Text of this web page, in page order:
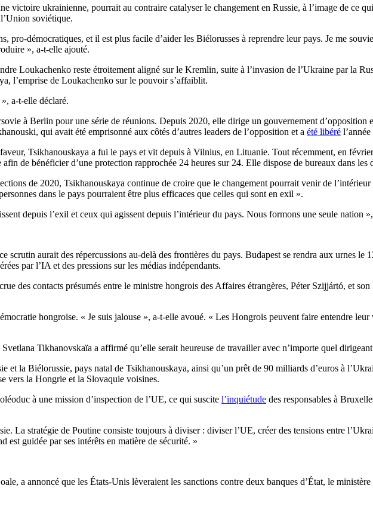
victoire ukrainienne, pourrait au contraire catalyser le changement en Russie, à l’image de ce
soviétique.
pro-démocratiques, et il est plus facile d’aider les Biélorusses à reprendre leur pays. Je me
», a-t-elle ajouté.
Loukachenko reste étroitement aligné sur le Kremlin, suite à l’invasion de l’Ukraine par la
l’emprise de Loukachenko sur le pouvoir s’affaiblit.
a-t-elle déclaré.
à Berlin pour une série de réunions. Depuis 2020, elle dirige un gouvernement d’opposition
qui avait été emprisonné aux côtés d’autres leaders de l’opposition et a été libéré
Tsikhanouskaya a fui le pays et vit depuis à Vilnius, en Lituanie. Tout récemment, en
de bénéficier d’une protection rapprochée 24 heures sur 24. Elle dispose de bureaux dans les
de 2020, Tsikhanouskaya continue de croire que le changement pourrait venir de
dans le pays pourraient être plus efficaces que celles qui sont en exil ».
depuis l’exil et ceux qui agissent depuis l’intérieur du pays. Nous formons une seule nation
scrutin aurait des répercussions au-delà des frontières du pays. Budapest se rendra aux urnes le
par l’IA et des pressions sur les médias indépendants.
des contacts présumés entre le ministre hongrois des Affaires étrangères, Péter Szijjártó, et
hongroise. « Je suis jalouse », a-t-elle avoué. « Les Hongrois peuvent faire entendre
Tikhanovskaïa a affirmé qu’elle serait heureuse de travailler avec n’importe quel
et la Biélorussie, pays natal de Tsikhanouskaya, ainsi qu’un prêt de 90 milliards d’euros à
vers la Hongrie et la Slovaquie voisines.
à une mission d’inspection de l’UE, ce qui suscite l’inquiétude des responsables à
La stratégie de Poutine consiste toujours à diviser : diviser l’UE, créer des tensions entre
est guidée par ses intérêts en matière de sécurité. »
a annoncé que les États-Unis lèveraient les sanctions contre deux banques d’État, le